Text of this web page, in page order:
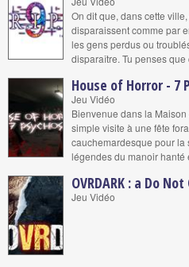
On dit que, dans cette
disparaissent comme par
les gens perdus ou
disparaître. Tu penses que
House of Horror - 7
Jeu Vidéo
Bienvenue dans la
simple visite à une fête
cauchemardesque pour la
légendes du manoir hanté
OVRDARK : a Do
Jeu Vidéo